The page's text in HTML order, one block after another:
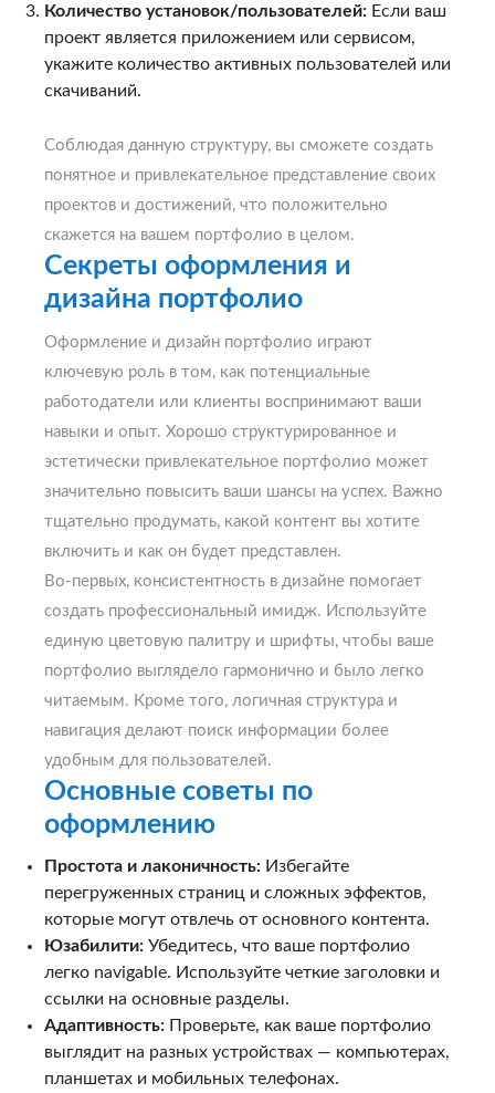
Количество установок/пользователей: Если ваш
проект является приложением или сервисом,
укажите количество активных пользователей или
скачиваний.
Соблюдая данную структуру, вы сможете создать
понятное и привлекательное представление своих
проектов и достижений, что положительно
скажется на вашем портфолио в целом.
Секреты оформления и
дизайна портфолио
Оформление и дизайн портфолио играют
ключевую роль в том, как потенциальные
работодатели или клиенты воспринимают ваши
навыки и опыт. Хорошо структурированное и
эстетически привлекательное портфолио может
значительно повысить ваши шансы на успех. Важно
тщательно продумать, какой контент вы хотите
включить и как он будет представлен.
Во-первых, консистентность в дизайне помогает
создать профессиональный имидж. Используйте
единую цветовую палитру и шрифты, чтобы ваше
портфолио выглядело гармонично и было легко
читаемым. Кроме того, логичная структура и
навигация делают поиск информации более
удобным для пользователей.
Основные советы по
оформлению
Простота и лаконичность: Избегайте
перегруженных страниц и сложных эффектов,
которые могут отвлечь от основного контента.
Юзабилити: Убедитесь, что ваше портфолио
легко navigable. Используйте четкие заголовки и
ссылки на основные разделы.
Адаптивность: Проверьте, как ваше портфолио
выглядит на разных устройствах — компьютерах,
планшетах и мобильных телефонах.